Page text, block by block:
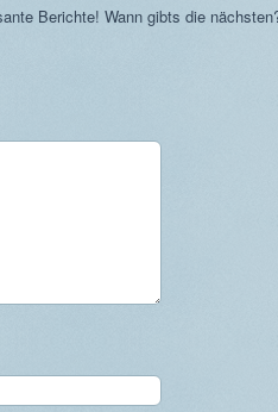
Berichte! Wann gibts die